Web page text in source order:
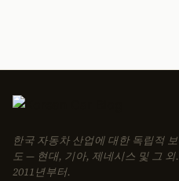
한국 자동차 산업에 대한 독립적 보
도 — 현대, 기아, 제네시스 및 그 외.
2011년부터.